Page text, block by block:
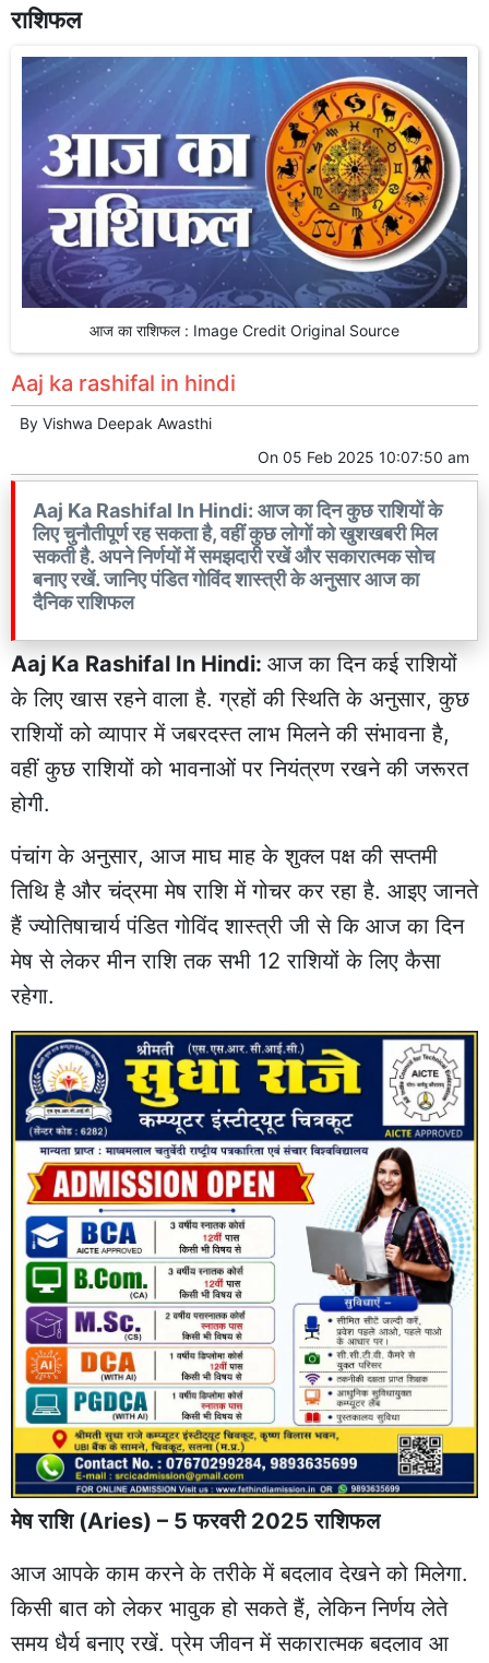
राशिफल
आज का राशिफल : Image Credit Original Source
Aaj ka rashifal in hindi
By Vishwa Deepak Awasthi
On 05 Feb 2025 10:07:50 am
Aaj Ka Rashifal In Hindi: आज का दिन कुछ राशियों के
लिए चुनौतीपूर्ण रह सकता है, वहीं कुछ लोगों को खुशखबरी मिल
सकती है. अपने निर्णयों में समझदारी रखें और सकारात्मक सोच
बनाए रखें. जानिए पंडित गोविंद शास्त्री के अनुसार आज का
दैनिक राशिफल
Aaj Ka Rashifal In Hindi: आज का दिन कई राशियों
के लिए खास रहने वाला है. ग्रहों की स्थिति के अनुसार, कुछ
राशियों को व्यापार में जबरदस्त लाभ मिलने की संभावना है,
वहीं कुछ राशियों को भावनाओं पर नियंत्रण रखने की जरूरत
होगी.
पंचांग के अनुसार, आज माघ माह के शुक्ल पक्ष की सप्तमी
तिथि है और चंद्रमा मेष राशि में गोचर कर रहा है. आइए जानते
हैं ज्योतिषाचार्य पंडित गोविंद शास्त्री जी से कि आज का दिन
मेष से लेकर मीन राशि तक सभी 12 राशियों के लिए कैसा
रहेगा.
मेष राशि (Aries) – 5 फरवरी 2025 राशिफल
आज आपके काम करने के तरीके में बदलाव देखने को मिलेगा.
किसी बात को लेकर भावुक हो सकते हैं, लेकिन निर्णय लेते
समय धैर्य बनाए रखें. प्रेम जीवन में सकारात्मक बदलाव आ